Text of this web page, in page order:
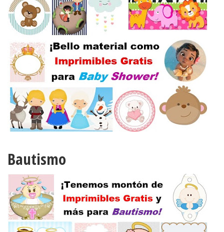
Bautismo